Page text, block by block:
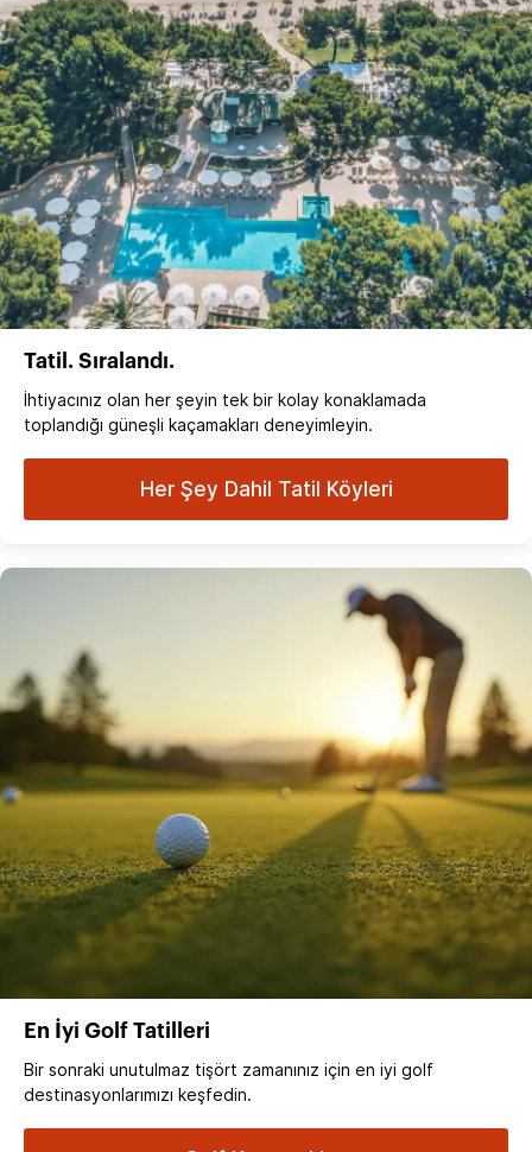
Tatil. Sıralandı.
İhtiyacınız olan her şeyin tek bir kolay konaklamada
toplandığı güneşli kaçamakları deneyimleyin.
Her Şey Dahil Tatil Köyleri
En İyi Golf Tatilleri
Bir sonraki unutulmaz tişört zamanınız için en iyi golf
destinasyonlarımızı keşfedin.